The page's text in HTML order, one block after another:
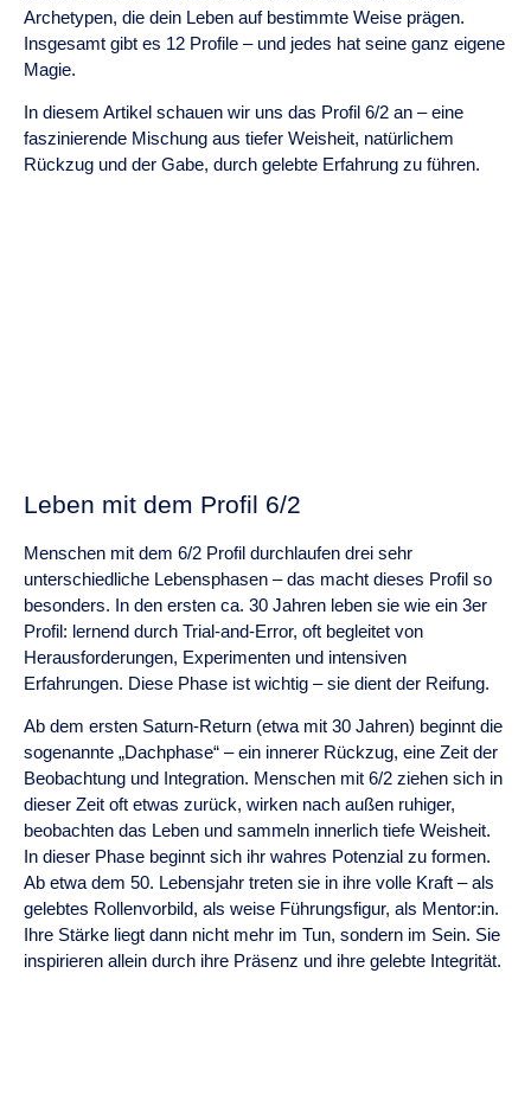
Archetypen, die dein Leben auf bestimmte Weise prägen.
Insgesamt gibt es 12 Profile – und jedes hat seine ganz eigene
Magie.
In diesem Artikel schauen wir uns das Profil 6/2 an – eine
faszinierende Mischung aus tiefer Weisheit, natürlichem
Rückzug und der Gabe, durch gelebte Erfahrung zu führen.
Leben mit dem Profil 6/2
Menschen mit dem 6/2 Profil durchlaufen drei sehr
unterschiedliche Lebensphasen – das macht dieses Profil so
besonders. In den ersten ca. 30 Jahren leben sie wie ein 3er
Profil: lernend durch Trial-and-Error, oft begleitet von
Herausforderungen, Experimenten und intensiven
Erfahrungen. Diese Phase ist wichtig – sie dient der Reifung.
Ab dem ersten Saturn-Return (etwa mit 30 Jahren) beginnt die
sogenannte „Dachphase“ – ein innerer Rückzug, eine Zeit der
Beobachtung und Integration. Menschen mit 6/2 ziehen sich in
dieser Zeit oft etwas zurück, wirken nach außen ruhiger,
beobachten das Leben und sammeln innerlich tiefe Weisheit.
In dieser Phase beginnt sich ihr wahres Potenzial zu formen.
Ab etwa dem 50. Lebensjahr treten sie in ihre volle Kraft – als
gelebtes Rollenvorbild, als weise Führungsfigur, als Mentor:in.
Ihre Stärke liegt dann nicht mehr im Tun, sondern im Sein. Sie
inspirieren allein durch ihre Präsenz und ihre gelebte Integrität.